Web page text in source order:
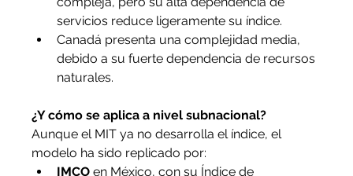
servicios reduce ligeramente su índice.
Canadá presenta una complejidad media,
debido a su fuerte dependencia de recursos
naturales.
¿Y cómo se aplica a nivel subnacional?
Aunque el MIT ya no desarrolla el índice, el
modelo ha sido replicado por:
IMCO en México, con su Índice de